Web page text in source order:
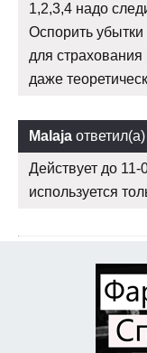
1,2,3,4 надо
Оспорить
для страхования
даже
Malaja ответил(а)
Действует до
используется